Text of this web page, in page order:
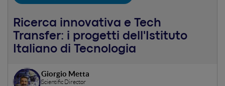
Ricerca innovativa e Tech
Transfer: i progetti dell'Istituto
Italiano di Tecnologia
Giorgio Metta
Scientific Director